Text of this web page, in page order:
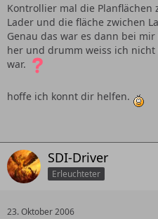
Kontrollier mal die Planflächen
Lader und die fläche zwichen
Genau das war es dann bei
her und drumm weiss ich
war.
hoffe ich konnt dir helfen.
SDI-Driver
Erleuchteter
23. Oktober 2006